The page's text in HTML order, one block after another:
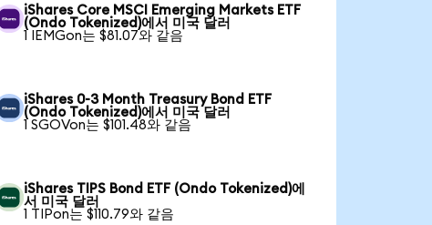
iShares Core MSCI Emerging Markets ETF
(Ondo Tokenized)에서 미국 달러
1 IEMGon는 $81.07와 같음
iShares 0-3 Month Treasury Bond ETF
(Ondo Tokenized)에서 미국 달러
1 SGOVon는 $101.48와 같음
iShares TIPS Bond ETF (Ondo Tokenized)에
서 미국 달러
1 TIPon는 $110.79와 같음